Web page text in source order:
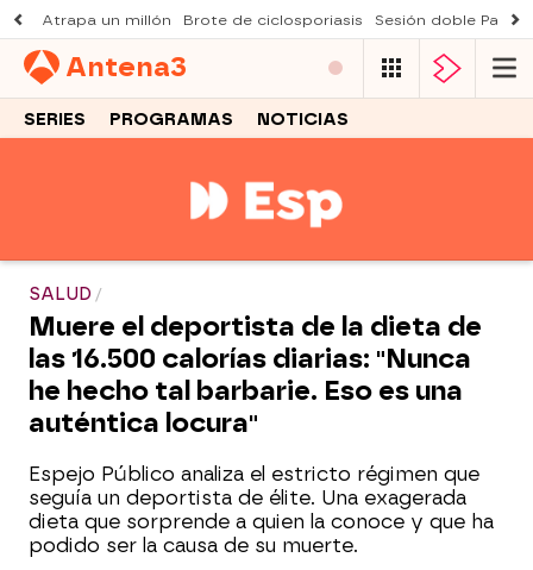
Atrapa un millón Brote de ciclosporiasis Sesión doble
Antena3
SERIES PROGRAMAS NOTICIAS
SALUD
Muere el deportista de la dieta de
las 16.500 calorías diarias: "Nunca
he hecho tal barbarie. Eso es una
auténtica locura"
Espejo Público analiza el estricto régimen que
seguía un deportista de élite. Una exagerada
dieta que sorprende a quien la conoce y que ha
podido ser la causa de su muerte.